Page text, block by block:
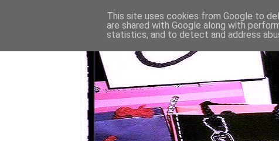
This site uses cookies from Google to
are shared with Google along with
statistics, and to detect and address